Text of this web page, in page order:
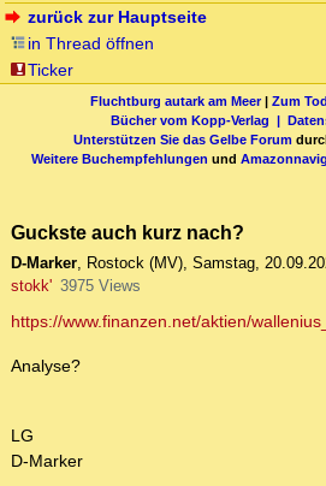
zurück zur Hauptseite
in Thread öffnen
Ticker
Fluchtburg autark am Meer| Zum
Bücher vom Kopp-Verlag |
Unterstützen Sie das Gelbe Forum
Weitere Buchempfehlungen und
Guckste auch kurz nach?
D-Marker, Rostock (MV), Samstag,
stokk' 3975 Views
https://www.finanzen.net/aktien/
Analyse?
LG
D-Marker